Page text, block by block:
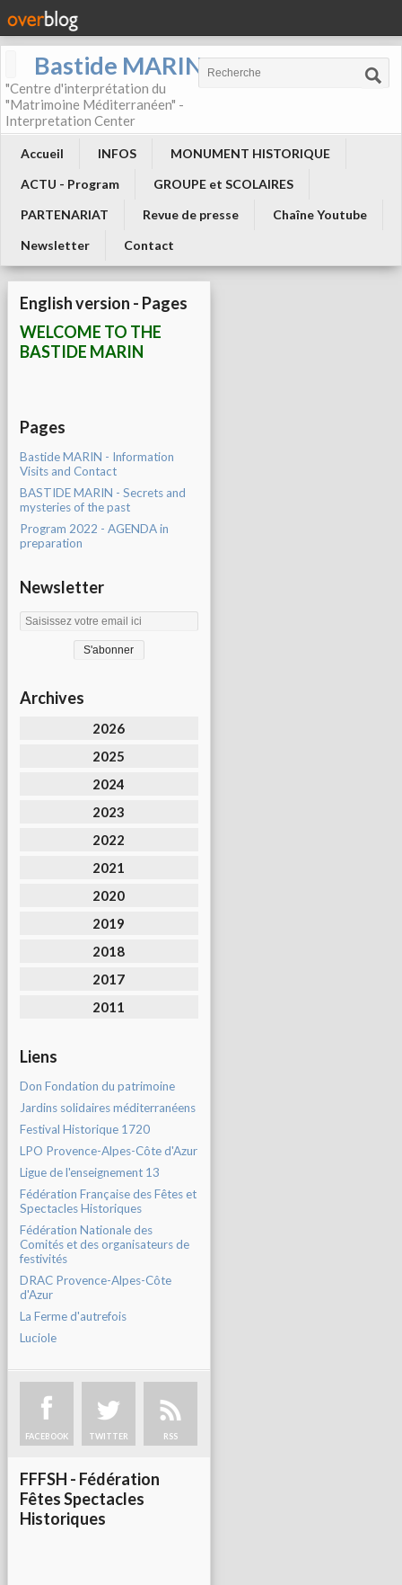
Bastide MARIN
"Centre d'interprétation du
"Matrimoine Méditerranéen" -
Interpretation Center
Accueil INFOS
MONUMENT HISTORIQUE
ACTU - Program
GROUPE et SCOLAIRES
PARTENARIAT
Revue de presse
Chaîne Youtube
Newsletter
Contact
English version - Pages
WELCOME TO THE
BASTIDE MARIN
Pages
Bastide MARIN - Information
Visits and Contact
BASTIDE MARIN - Secrets and
mysteries of the past
Program 2022 - AGENDA in
preparation
Newsletter
Archives
2026
2025
2024
2023
2022
2021
2020
2019
2018
2017
2011
Liens
Don Fondation du patrimoine
Jardins solidaires méditerranéens
Festival Historique 1720
LPO Provence-Alpes-Côte d'Azur
Ligue de l'enseignement 13
Fédération Française des Fêtes et
Spectacles Historiques
Fédération Nationale des
Comités et des organisateurs de
festivités
DRAC Provence-Alpes-Côte
d'Azur
La Ferme d'autrefois
Luciole
FACEBOOK TWITTER RSS
FFFSH - Fédération
Fêtes Spectacles
Historiques